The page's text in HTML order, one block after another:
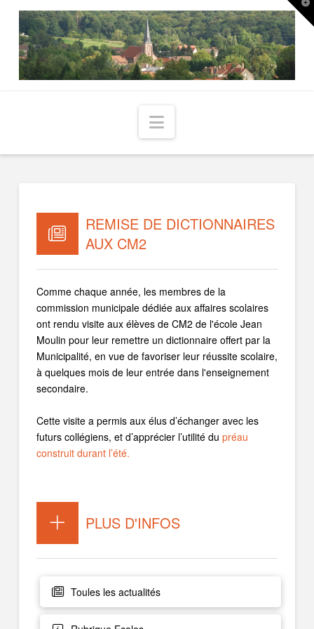
Navigation
REMISE DE DICTIONNAIRES
AUX CM2
Comme chaque année, les membres de la
commission municipale dédiée aux affaires scolaires
ont rendu visite aux élèves de CM2 de l'école Jean
Moulin pour leur remettre un dictionnaire offert par la
Municipalité, en vue de favoriser leur réussite scolaire,
à quelques mois de leur entrée dans l'enseignement
secondaire.
Cette visite a permis aux élus d’échanger avec les
futurs collégiens, et d’apprécier l’utilité du préau
construit durant l’été.
PLUS D'INFOS
Toules les actualités